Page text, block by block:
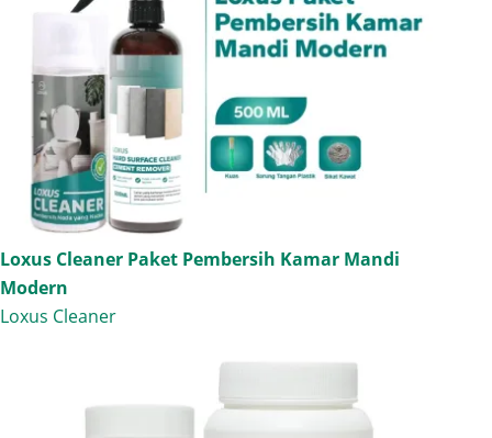
Loxus Cleaner Paket Pembersih Kamar Mandi
Modern
Loxus Cleaner